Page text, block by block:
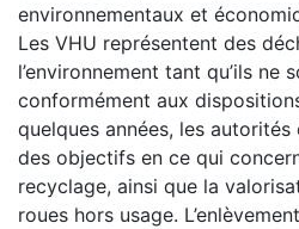
environnementaux et
Les VHU représentent des
l’environnement tant qu’ils ne
conformément aux
quelques années, les
des objectifs en ce qui
recyclage, ainsi que la
roues hors usage.